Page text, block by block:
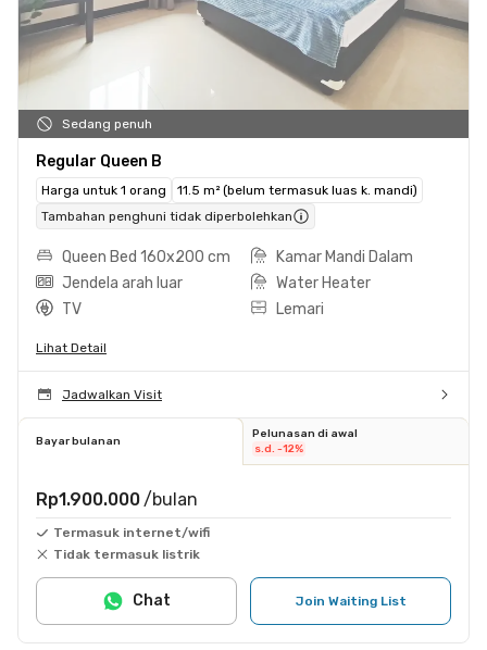
Sedang penuh
Regular Queen B
Harga untuk 1 orang
11.5 m² (belum termasuk luas k. mandi)
Tambahan penghuni tidak diperbolehkan
Queen Bed 160x200 cm
Kamar Mandi Dalam
Jendela arah luar
Water Heater
TV
Lemari
Lihat Detail
Jadwalkan Visit
Bayar bulanan
Pelunasan di awal
s.d. -12%
Rp1.900.000 /bulan
Termasuk internet/wifi
Tidak termasuk listrik
Join Waiting List
Chat